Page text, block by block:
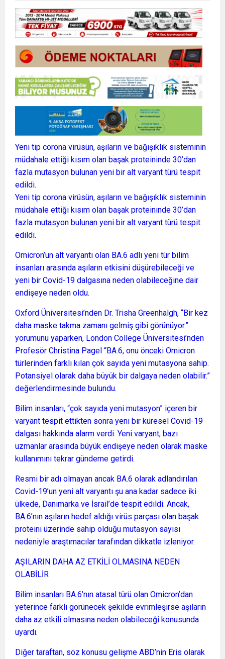
Yeni tip corona virüsün, aşıların ve bağışıklık sisteminin
müdahale ettiği kısım olan başak proteininde 30’dan
fazla mutasyon bulunan yeni bir alt varyant türü tespit
edildi.
Yeni tip corona virüsün, aşıların ve bağışıklık sisteminin
müdahale ettiği kısım olan başak proteininde 30’dan
fazla mutasyon bulunan yeni bir alt varyant türü tespit
edildi.
Omicron’un alt varyantı olan BA.6 adlı yeni tür bilim
insanları arasında aşıların etkisini düşürebileceği ve
yeni bir Covid-19 dalgasına neden olabileceğine dair
endişeye neden oldu.
Oxford Üniversitesi’nden Dr. Trisha Greenhalgh, “Bir kez
daha maske takma zamanı gelmiş gibi görünüyor.”
yorumunu yaparken, London College Üniversitesi’nden
Profesör Christina Pagel “BA.6, onu önceki Omicron
türlerinden farklı kılan çok sayıda yeni mutasyona sahip.
Potansiyel olarak daha büyük bir dalgaya neden olabilir.”
değerlendirmesinde bulundu.
Bilim insanları, “çok sayıda yeni mutasyon” içeren bir
varyant tespit ettikten sonra yeni bir küresel Covid-19
dalgası hakkında alarm verdi. Yeni varyant, bazı
uzmanlar arasında büyük endişeye neden olarak maske
kullanımını tekrar gündeme getirdi.
Resmi bir adı olmayan ancak BA.6 olarak adlandırılan
Covid-19’un yeni alt varyantı şu ana kadar sadece iki
ülkede, Danimarka ve İsrail’de tespit edildi. Ancak,
BA.6’nın aşıların hedef aldığı virüs parçası olan başak
proteini üzerinde sahip olduğu mutasyon sayısı
nedeniyle araştımacılar tarafından dikkatle izleniyor.
AŞILARIN DAHA AZ ETKİLİ OLMASINA NEDEN
OLABİLİR
Bilim insanları BA.6’nın atasal türü olan Omicron’dan
yeterince farklı görünecek şekilde evrimleşirse aşıların
daha az etkili olmasına neden olabileceği konusunda
uyardı.
Diğer taraftan, söz konusu gelişme ABD’nin Eris olarak